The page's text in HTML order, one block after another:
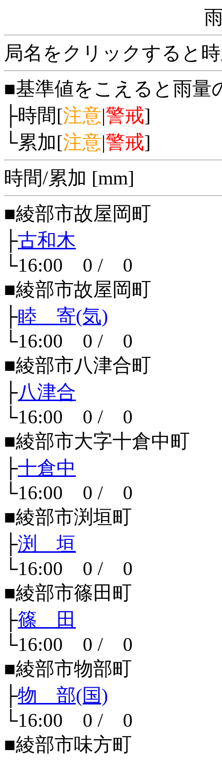
局名をクリックすると
■基準値をこえると雨量
├時間[注意|警戒]
└累加[注意|警戒]
時間/累加 [mm]
■綾部市故屋岡町
├古和木
└16:00 0 / 0
■綾部市故屋岡町
├睦 寄(気)
└16:00 0 / 0
■綾部市八津合町
├八津合
└16:00 0 / 0
■綾部市大字十倉中町
├十倉中
└16:00 0 / 0
■綾部市渕垣町
├渕 垣
└16:00 0 / 0
■綾部市篠田町
├篠 田
└16:00 0 / 0
■綾部市物部町
├物 部(国)
└16:00 0 / 0
■綾部市味方町